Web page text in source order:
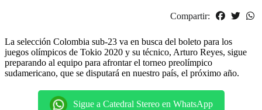
Compartir:
La selección Colombia sub-23 va en busca del boleto para los
juegos olímpicos de Tokio 2020 y su técnico, Arturo Reyes, sigue
preparando al equipo para afrontar el torneo preolímpico
sudamericano, que se disputará en nuestro país, el próximo año.
Sigue a Catedral Stereo en WhatsApp